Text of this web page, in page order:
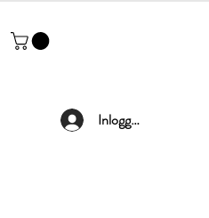
Inloggen